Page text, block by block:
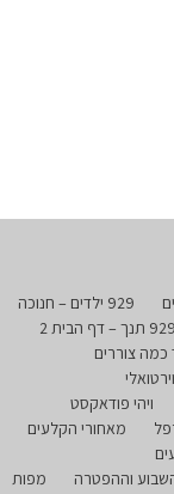
929 ילדים – חנוכה
929 תנך – דף הבית 2
כמה צוררים
ויהי פודאקסט
מאחורי הקלעים
וההפטרה
מפות